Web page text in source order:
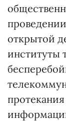
открытой
институты